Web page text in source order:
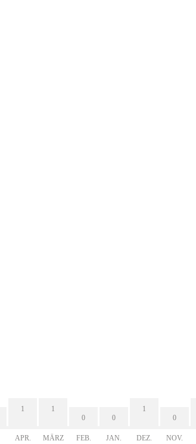
1
APR.
1
MÄRZ
0
FEB.
0
JAN.
1
DEZ.
0
NOV.